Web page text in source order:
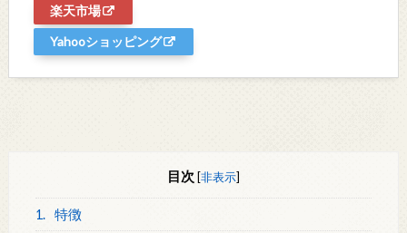
楽天市場
Yahooショッピング
目次 [非表示]
1. 特徴